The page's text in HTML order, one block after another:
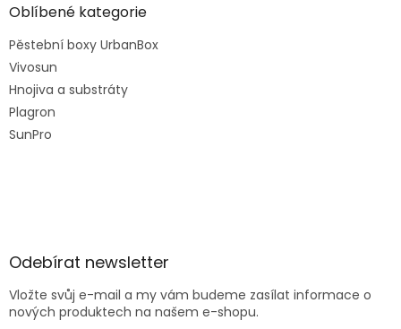
Oblíbené kategorie
Pěstební boxy UrbanBox
Vivosun
Hnojiva a substráty
Plagron
SunPro
Odebírat newsletter
Vložte svůj e-mail a my vám budeme zasílat informace o
nových produktech na našem e-shopu.